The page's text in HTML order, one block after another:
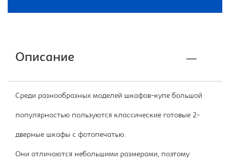
Описание
Среди разнообразных моделей шкафов-купе большой
популярностью пользуются классические готовые 2-
дверные шкафы с фотопечатью.
Они отличаются небольшими размерами, поэтому